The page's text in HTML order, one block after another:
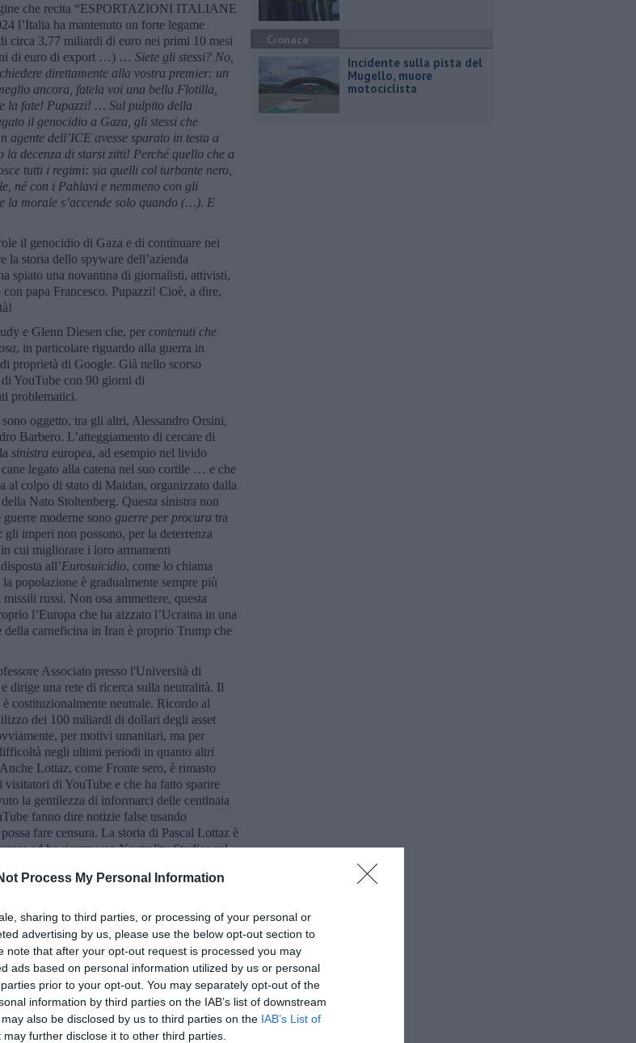
Process My Personal Information
sharing to third parties, or processing of your personal or
advertising by us, please use the below opt-out section to
note that after your opt-out request is processed you may
ads based on personal information utilized by us or personal
prior to your opt-out. You may separately opt-out of the
information by third parties on the IAB’s list of downstream
also be disclosed by us to third parties on the IAB’s List of
may further disclose it to other third parties.
che recita “ESPORTAZIONI ITALIANE
ha mantenuto un forte legame
circa 3,77 miliardi di euro nei primi 10 mesi
di euro di export …) … Siete gli stessi? No,
direttamente alla vostra premier: un
ancora, fatela voi una bella Flotilla,
la fate! Pupazzi! … Sul pulpito della
il genocidio a Gaza, gli stessi che
agente dell’ICE avesse sparato in testa a
decenza di starsi zitti! Perché quello che a
tutti i regimi: sia quelli col turbante nero,
né con i Pahlavi e nemmeno con gli
la morale s’accende solo quando (…). E
il genocidio di Gaza e di continuare nei
la storia dello spyware dell’azienda
spiato una novantina di giornalisti, attivisti,
papa Francesco. Pupazzi! Cioè, a dire,
e Glenn Diesen che, per contenuti che
, in particolare riguardo alla guerra in
proprietà di Google. Già nello scorso
YouTube con 90 giorni di
problematici.
oggetto, tra gli altri, Alessandro Orsini,
Barbero. L’atteggiamento di cercare di
sinistra europea, ad esempio nel livido
legato alla catena nel suo cortile … e che
al colpo di stato di Maidan, organizzato dalla
Nato Stoltenberg. Questa sinistra non
moderne sono guerre per procura tra
gli imperi non possono, per la deterrenza
cui migliorare i loro armamenti
all’Eurosuicidio, come lo chiama
popolazione è gradualmente sempre più
russi. Non osa ammettere, questa
l’Europa che ha aizzato l’Ucraina in una
carneficina in Iran è proprio Trump che
Associato presso l'Università di
dirige una rete di ricerca sulla neutralità. Il
costituzionalmente neutrale. Ricordo al
dei 100 miliardi di dollari degli asset
per motivi umanitari, ma per
negli ultimi periodi in quanto altri
Lottaz, come Fronte sero, è rimasto
di YouTube e che ha fatto sparire
la gentilezza di informarci delle centinaia
fanno dire notizie false usando
fare censura. La storia di Pascal Lottaz è
ed ha riammesso Neutrality Studies sul
È un politologo norvegese nel suo Paese,
di censura e ha continuato a
della sua attività su altre piattaforme per
di blogger che sono stati bloccati in
l’intervista a Patrik Baab, un giornalista di
pressing: come i media e gli scrittori a
Baab:Le narrazioni di guerra
Cronaca
Incidente sulla pista del
Mugello, muore
motociclista